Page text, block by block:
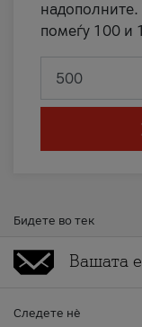
надополните.
помеѓу 100 и
Бидете во тек
Следете нè